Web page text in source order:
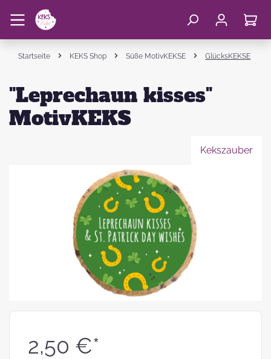
Startseite KEKS Shop Süße MotivKEKSE GlücksKEKSE
"Leprechaun kisses"
MotivKEKS
Kekszauber
2,50 €*